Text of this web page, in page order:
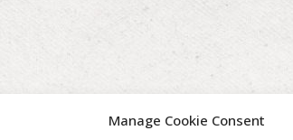
Manage Cookie Consent